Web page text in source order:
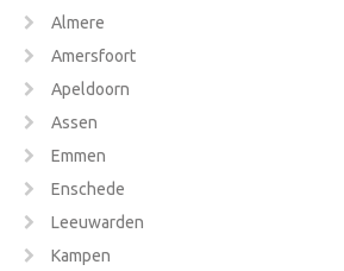
Almere
Amersfoort
Apeldoorn
Assen
Emmen
Enschede
Leeuwarden
Kampen